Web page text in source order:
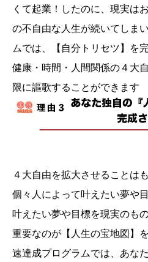
くて起業！したのに、現実は
の不自由な人生が続いてしま
ムでは、【自分トリセツ】を
健康・時間・人間関係の４大
限に謳歌することができます
４大自由を拡大させることは
個々人によって叶えたい夢や
叶えたい夢や目標を現実のも
重要なのが【人生の宝地図】
速達成プログラムでは、あな